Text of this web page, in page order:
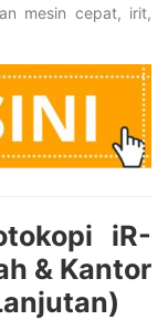
mesin cepat, irit,
iR-
& Kantor